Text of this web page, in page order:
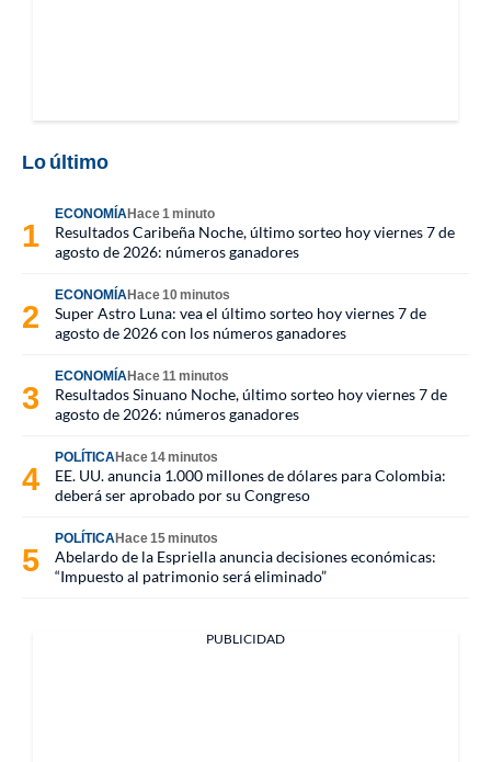
Lo último
ECONOMÍAHace 1 minuto
Resultados Caribeña Noche, último sorteo hoy viernes 7 de
agosto de 2026: números ganadores
ECONOMÍAHace 10 minutos
Super Astro Luna: vea el último sorteo hoy viernes 7 de
agosto de 2026 con los números ganadores
ECONOMÍAHace 11 minutos
Resultados Sinuano Noche, último sorteo hoy viernes 7 de
agosto de 2026: números ganadores
POLÍTICAHace 14 minutos
EE. UU. anuncia 1.000 millones de dólares para Colombia:
deberá ser aprobado por su Congreso
POLÍTICAHace 15 minutos
Abelardo de la Espriella anuncia decisiones económicas:
“Impuesto al patrimonio será eliminado”
PUBLICIDAD